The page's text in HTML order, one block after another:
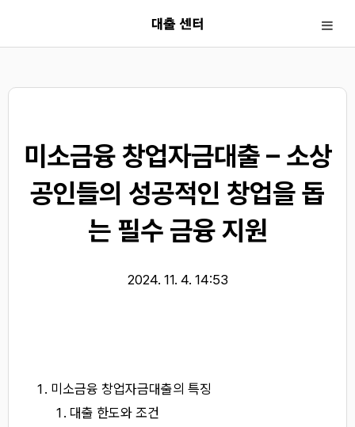
미소금융 창업자금대출 – 소상
공인들의 성공적인 창업을 돕
는 필수 금융 지원
2024. 11. 4. 14:53
미소금융 창업자금대출의 특징
대출 한도와 조건